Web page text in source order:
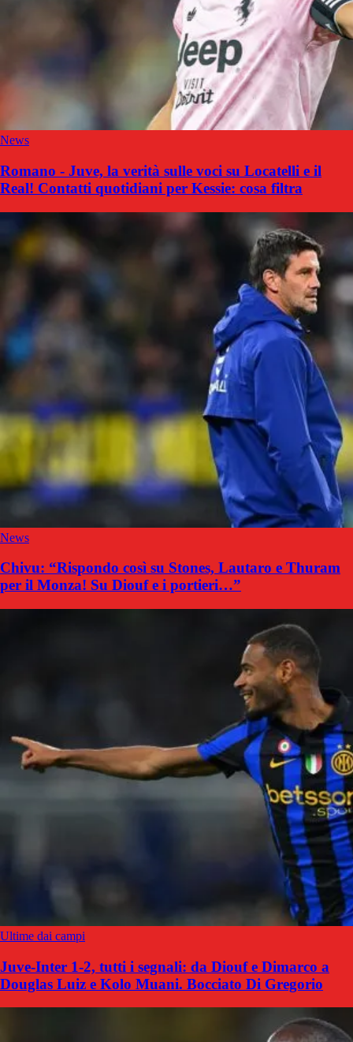
News
Romano - Juve, la verità sulle voci su Locatelli e il
Real! Contatti quotidiani per Kessie: cosa filtra
News
Chivu: “Rispondo così su Stones, Lautaro e Thuram
per il Monza! Su Diouf e i portieri…”
Ultime dai campi
Juve-Inter 1-2, tutti i segnali: da Diouf e Dimarco a
Douglas Luiz e Kolo Muani. Bocciato Di Gregorio